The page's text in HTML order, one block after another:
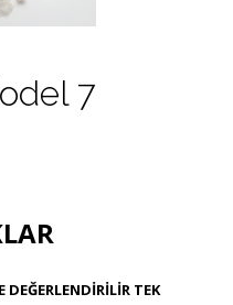
7
DEĞERLENDİRİLİR TEK